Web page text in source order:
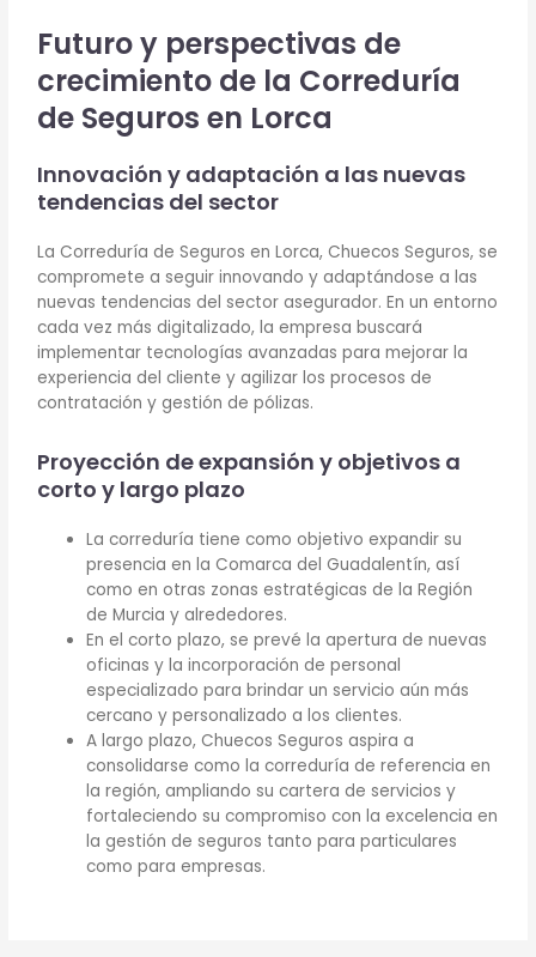
Futuro y perspectivas de
crecimiento de la Correduría
de Seguros en Lorca
Innovación y adaptación a las nuevas
tendencias del sector
La Correduría de Seguros en Lorca, Chuecos Seguros, se
compromete a seguir innovando y adaptándose a las
nuevas tendencias del sector asegurador. En un entorno
cada vez más digitalizado, la empresa buscará
implementar tecnologías avanzadas para mejorar la
experiencia del cliente y agilizar los procesos de
contratación y gestión de pólizas.
Proyección de expansión y objetivos a
corto y largo plazo
La correduría tiene como objetivo expandir su
presencia en la Comarca del Guadalentín, así
como en otras zonas estratégicas de la Región
de Murcia y alrededores.
En el corto plazo, se prevé la apertura de nuevas
oficinas y la incorporación de personal
especializado para brindar un servicio aún más
cercano y personalizado a los clientes.
A largo plazo, Chuecos Seguros aspira a
consolidarse como la correduría de referencia en
la región, ampliando su cartera de servicios y
fortaleciendo su compromiso con la excelencia en
la gestión de seguros tanto para particulares
como para empresas.